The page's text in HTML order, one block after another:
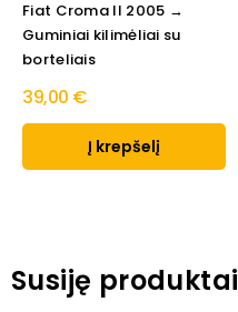
Fiat Croma II 2005 →
Guminiai kilimėliai su
borteliais
39,00 €
Į krepšelį
Susiję produktai